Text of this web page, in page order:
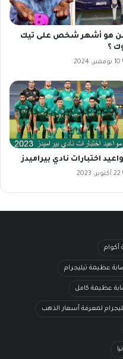
هو أشهر شخص على تيك
؟
10 نوفمبر، 2024
اختبارات نادي بيراميدز
22 أكتوبر، 2023
عظيمة تيليجرام
عظيمة كامل
لمعرفة أسعار الذهب